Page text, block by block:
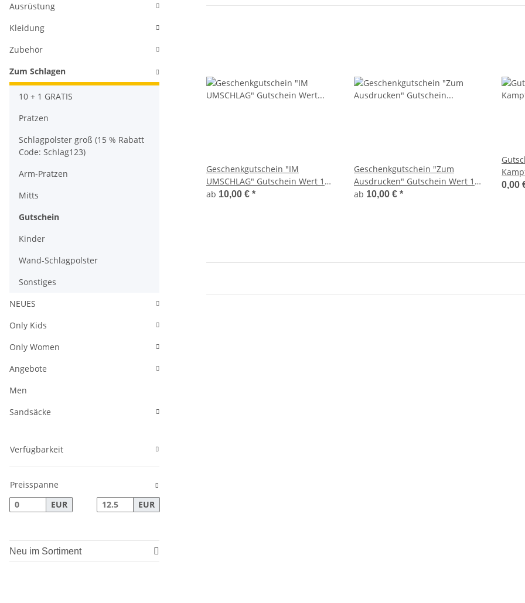
Geschenkgutschein "IM
UMSCHLAG" Gutschein Wert 10 -
200 Euro
ab 10,00 € *
Geschenkgutschein "Zum
Ausdrucken" Gutschein Wert 10
- 200 Euro
ab 10,00 € *
0,00
Ausrüstung
Kleidung
Zubehör
Zum Schlagen
10 + 1 GRATIS
Pratzen
Schlagpolster groß (15 % Rabatt
Code: Schlag123)
Arm-Pratzen
Mitts
Gutschein
Kinder
Wand-Schlagpolster
Sonstiges
NEUES
Only Kids
Only Women
Angebote
Men
Sandsäcke
Verfügbarkeit
Preisspanne
EUR
EUR
Neu im Sortiment